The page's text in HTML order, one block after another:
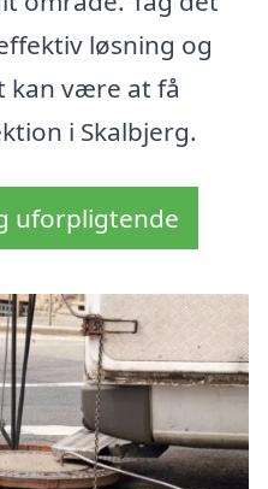
løsning og
kan være at få
i Skalbjerg.
uforpligtende